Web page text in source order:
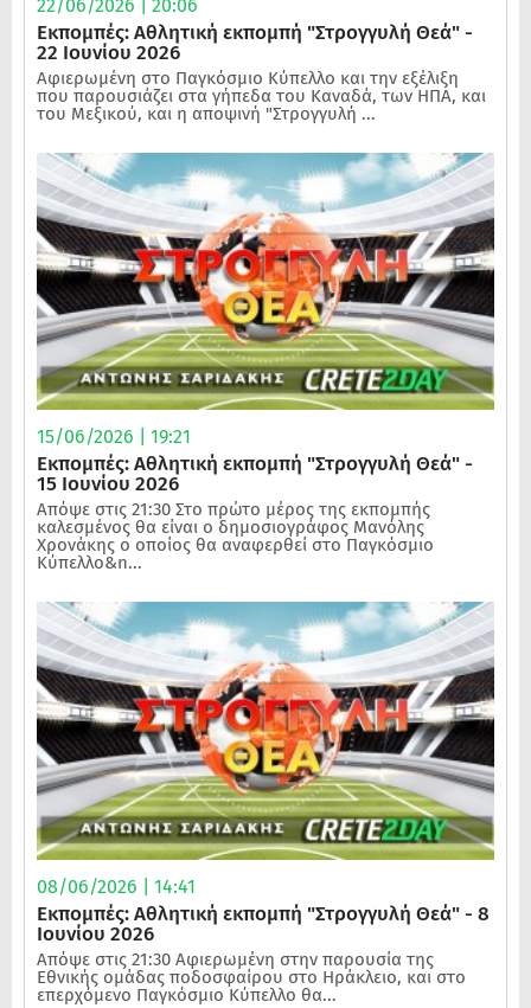
22/06/2026 | 20:06
Εκπομπές: Αθλητική εκπομπή "Στρογγυλή Θεά" -
22 Ιουνίου 2026
Αφιερωμένη στο Παγκόσμιο Κύπελλο και την εξέλιξη
που παρουσιάζει στα γήπεδα του Καναδά, των ΗΠΑ, και
του Μεξικού, και η αποψινή "Στρογγυλή ...
15/06/2026 | 19:21
Εκπομπές: Αθλητική εκπομπή "Στρογγυλή Θεά" -
15 Ιουνίου 2026
Απόψε στις 21:30 Στο πρώτο μέρος της εκπομπής
καλεσμένος θα είναι ο δημοσιογράφος Μανόλης
Χρονάκης ο οποίος θα αναφερθεί στο Παγκόσμιο
Κύπελλο&n...
08/06/2026 | 14:41
Εκπομπές: Αθλητική εκπομπή "Στρογγυλή Θεά" - 8
Ιουνίου 2026
Απόψε στις 21:30 Αφιερωμένη στην παρουσία της
Εθνικής ομάδας ποδοσφαίρου στο Ηράκλειο, και στο
επερχόμενο Παγκόσμιο Κύπελλο θα...